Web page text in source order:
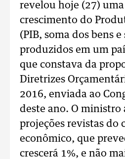
revelou hoje (27)
crescimento do
(PIB, soma dos bens e
produzidos em um
que constava da
Diretrizes
2016, enviada ao
deste ano. O ministro
projeções revistas do
econômico, que
crescerá 1%, e não